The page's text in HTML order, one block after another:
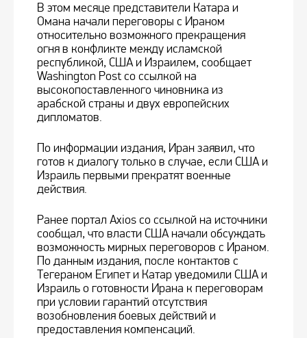
В этом месяце представители Катара и
Омана начали переговоры с Ираном
относительно возможного прекращения
огня в конфликте между исламской
республикой, США и Израилем, сообщает
Washington Post со ссылкой на
высокопоставленного чиновника из
арабской страны и двух европейских
дипломатов.
По информации издания, Иран заявил, что
готов к диалогу только в случае, если США и
Израиль первыми прекратят военные
действия.
Ранее портал Axios со ссылкой на источники
сообщал, что власти США начали обсуждать
возможность мирных переговоров с Ираном.
По данным издания, после контактов с
Тегераном Египет и Катар уведомили США и
Израиль о готовности Ирана к переговорам
при условии гарантий отсутствия
возобновления боевых действий и
предоставления компенсаций.